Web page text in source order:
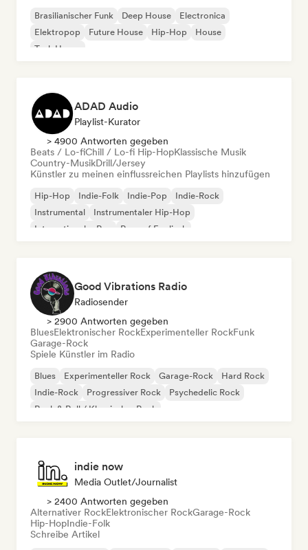
Brasilianischer Funk Deep House
Electronica
Elektropop
Future House Hip-Hop
House
Tech House
ADAD Audio
Playlist-Kurator
> 4900 Antworten gegeben
Beats / Lo-fiChill / Lo-fi Hip-HopKlassische Musik
Country-MusikDrill/Jersey
Künstler zu meinen einflussreichen Playlists hinzufügen
Hip-Hop Indie-Folk Indie-Pop
Indie-Rock
Instrumental
Instrumentaler Hip-Hop
Internationaler Rap
Rap auf Englisch
Good Vibrations Radio
Radiosender
> 2900 Antworten gegeben
BluesElektronischer RockExperimenteller RockFunk
Garage-Rock
Spiele Künstler im Radio
Blues Experimenteller Rock Garage-Rock
Hard Rock
Indie-Rock
Progressiver Rock
Psychedelic Rock
Rock & Roll / Klassischer Rock
indie now
Media Outlet/Journalist
> 2400 Antworten gegeben
Alternativer RockElektronischer RockGarage-Rock
Hip-HopIndie-Folk
Schreibe Artikel